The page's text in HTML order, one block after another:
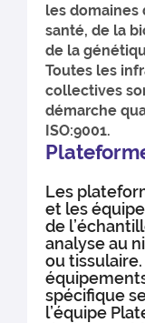
les domaines
santé, de la
de la
Toutes les
collectives
démarche
ISO:9001.
Les
et les
de
analyse au
ou
spéciﬁque
l’équipe